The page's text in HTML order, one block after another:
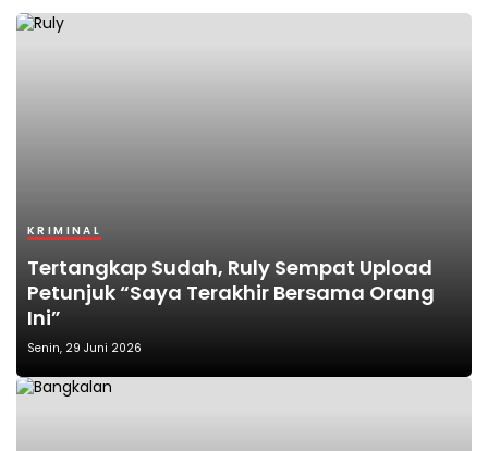
KRIMINAL
Tertangkap Sudah, Ruly Sempat Upload
Petunjuk “Saya Terakhir Bersama Orang
Ini”
Senin, 29 Juni 2026